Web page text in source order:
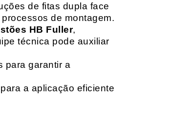
de fitas dupla face
de montagem.
HB Fuller,
técnica pode auxiliar
para garantir a
a aplicação eficiente